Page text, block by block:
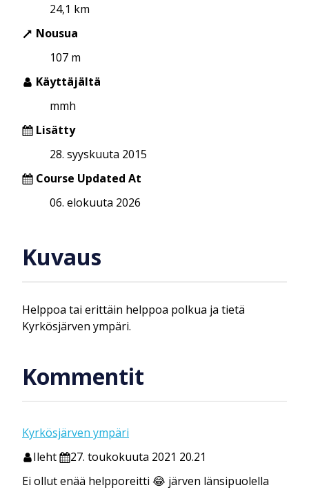
24,1 km
Nousua
107 m
Käyttäjältä
mmh
Lisätty
28. syyskuuta 2015
Course Updated At
06. elokuuta 2026
Kuvaus
Helppoa tai erittäin helppoa polkua ja tietä
Kyrkösjärven ympäri.
Kommentit
Kyrkösjärven ympäri
Ileht
27. toukokuuta 2021 20.21
Ei ollut enää helpporeitti 😂 järven länsipuolella